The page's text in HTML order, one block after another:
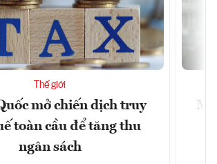
Thế giới
mở chiến dịch truy
toàn cầu để tăng thu
ngân sách